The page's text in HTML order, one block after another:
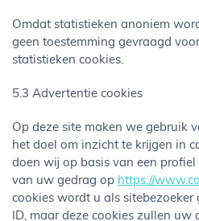
Omdat statistieken anoniem
geen toestemming gevraagd
statistieken cookies.
5.3 Advertentie cookies
Op deze site maken we gebruik
het doel om inzicht te krijgen in
doen wij op basis van een
van uw gedrag op https://
cookies wordt u als sitebezoeker
ID, maar deze cookies zullen uw